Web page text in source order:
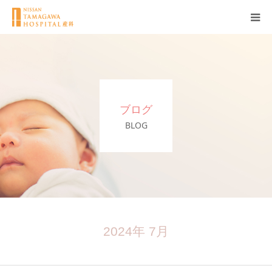
ブログ
BLOG
2024年 7月
出産
無痛分娩
産後